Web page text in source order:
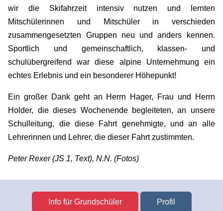
wir die Skifahrzeit intensiv nutzen und lernten
Mitschülerinnen und Mitschüler in verschieden
zusammengesetzten Gruppen neu und anders kennen.
Sportlich und gemeinschaftlich, klassen- und
schulübergreifend war diese alpine Unternehmung ein
echtes Erlebnis und ein besonderer Höhepunkt!
Ein großer Dank geht an Herrn Hager, Frau und Herrn
Holder, die dieses Wochenende begleiteten, an unsere
Schulleitung, die diese Fahrt genehmigte, und an alle
Lehrerinnen und Lehrer, die dieser Fahrt zustimmten.
Peter Rexer (JS 1, Text), N.N. (Fotos)
Info für Grundschüler Profil